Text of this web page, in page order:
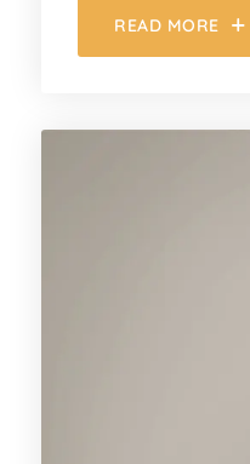
READ MORE